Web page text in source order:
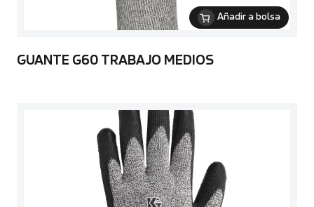
Añadir a bolsa
GUANTE G60 TRABAJO MEDIOS